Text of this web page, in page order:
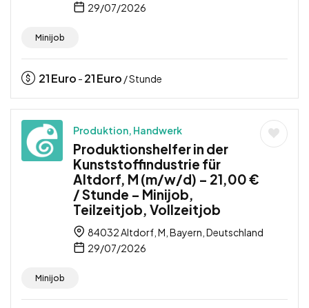
29/07/2026
Minijob
21Euro - 21Euro / Stunde
Produktion, Handwerk
Produktionshelfer in der
Kunststoffindustrie für
Altdorf, M (m/w/d) – 21,00 €
/ Stunde – Minijob,
Teilzeitjob, Vollzeitjob
84032 Altdorf, M, Bayern, Deutschland
29/07/2026
Minijob